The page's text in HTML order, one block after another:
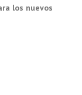
los nuevos